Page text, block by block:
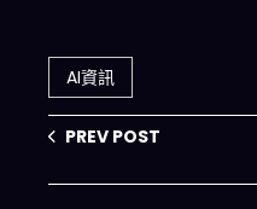
AI資訊
PREV POST